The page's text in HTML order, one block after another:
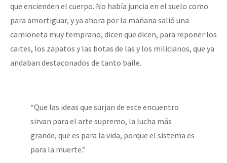
que encienden el cuerpo. No había juncia en el suelo como
para amortiguar, y ya ahora por la mañana salió una
camioneta muy temprano, dicen que dicen, para reponer los
caites, los zapatos y las botas de las y los milicianos, que ya
andaban destaconados de tanto baile.
“Que las ideas que surjan de este encuentro
sirvan para el arte supremo, la lucha más
grande, que es para la vida, porque el sistema es
para la muerte.”